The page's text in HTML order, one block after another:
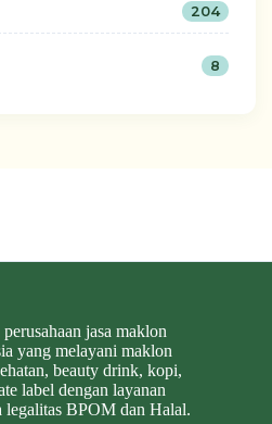
204
8
jasa maklon
yang melayani maklon
beauty drink, kopi,
label dengan layanan
BPOM dan Halal.